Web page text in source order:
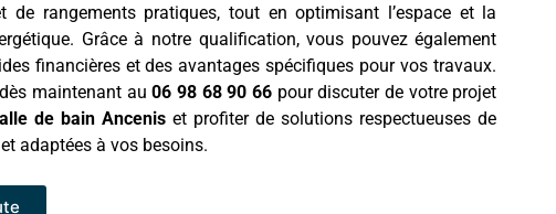
de rangements pratiques, tout en optimisant l’espace et la
Grâce à notre qualification, vous pouvez également
financières et des avantages spécifiques pour vos travaux.
maintenant au06 98 68 90 66 pour discuter de votre projet
de bain Anceniset profiter de solutions respectueuses de
adaptées à vos besoins.